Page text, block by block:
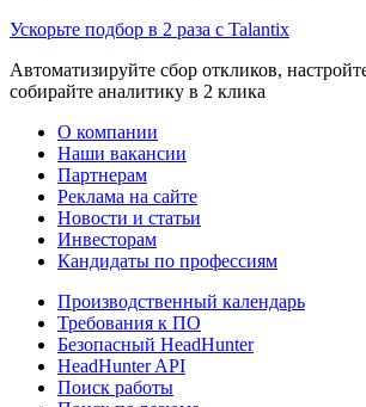
Ускорьте подбор в 2 раза с Talantix
Автоматизируйте сбор откликов,
собирайте аналитику в 2 клика
О компании
Наши вакансии
Партнерам
Реклама на сайте
Новости и статьи
Инвесторам
Кандидаты по профессиям
Производственный календарь
Требования к ПО
Безопасный HeadHunter
HeadHunter API
Поиск работы